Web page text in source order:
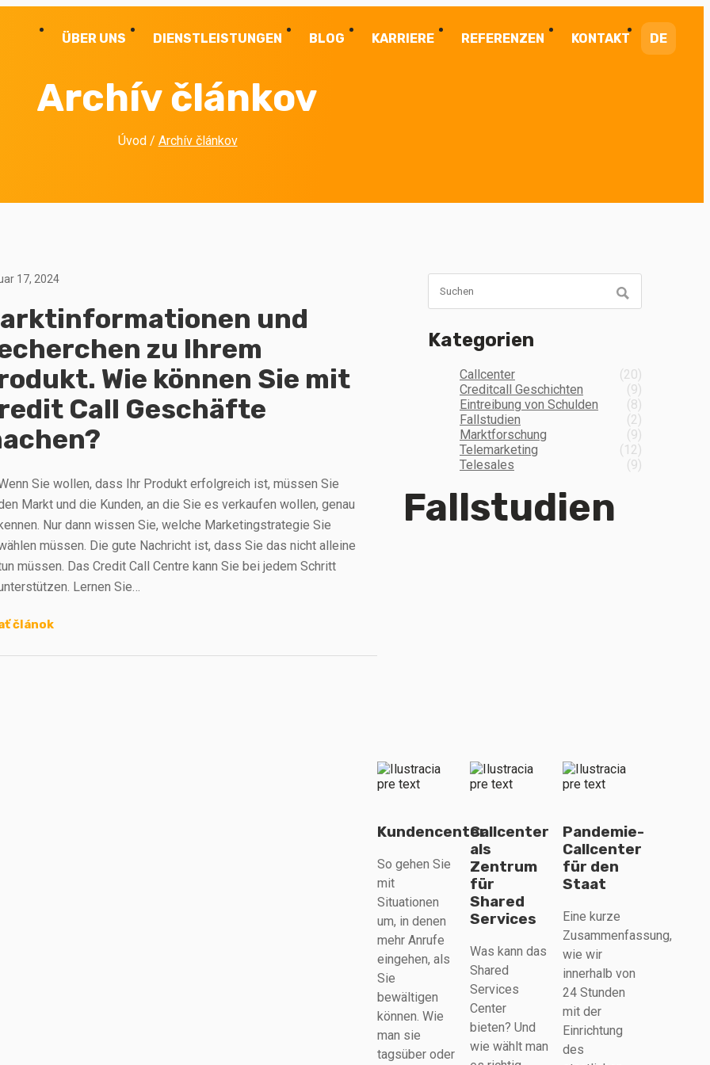
ÜBER UNS DIENSTLEISTUNGEN BLOG KARRIERE REFERENZEN KONTAKT DE
Archív článkov
Úvod/ Archív článkov
17, 2024
und
zu Ihrem
Wie können Sie mit
Call Geschäfte
Sie wollen, dass Ihr Produkt erfolgreich ist, müssen Sie
Markt und die Kunden, an die Sie es verkaufen wollen, genau
Nur dann wissen Sie, welche Marketingstrategie Sie
müssen. Die gute Nachricht ist, dass Sie das nicht alleine
müssen. Das Credit Call Centre kann Sie bei jedem Schritt
Lernen Sie…
článok
Kategorien
Callcenter
(20)
Creditcall Geschichten
(9)
Eintreibung von Schulden
(8)
Fallstudien
(2)
Marktforschung
(9)
Telemarketing
(12)
Telesales
(9)
Fallstudien
Kundencenter
So gehen Sie
mit
Situationen
um, in denen
mehr Anrufe
eingehen, als
Sie
bewältigen
können. Wie
man sie
tagsüber oder
Callcenter
als
Zentrum
für
Shared
Services
Was kann das
Shared
Services
Center
bieten? Und
wie wählt man
Pandemie-
Callcenter
für den
Staat
Eine kurze
Zusammenfassung,
wie wir
innerhalb von
24 Stunden
mit der
Einrichtung
des